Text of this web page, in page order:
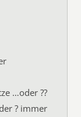
…oder ??
? immer